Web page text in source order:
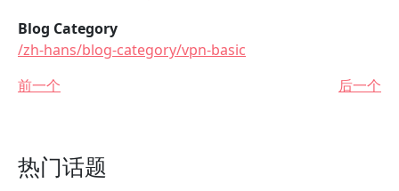
Blog Category
/zh-hans/blog-category/vpn-basic
前一个
后一个
热门话题